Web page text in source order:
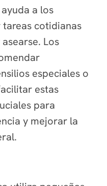
a los
cotidianas
Los
especiales o
estas
para
y mejorar la